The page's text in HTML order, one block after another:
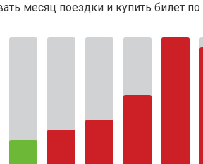
месяц поездки и купить билет